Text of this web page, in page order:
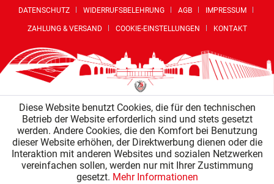
DATENSCHUTZ WIDERRUFSBELEHRUNG AGB IMPRESSUM
ZAHLUNG & VERSAND COOKIE-EINSTELLUNGEN KONTAKT
Diese Website benutzt Cookies, die für den technischen
Betrieb der Website erforderlich sind und stets gesetzt
werden. Andere Cookies, die den Komfort bei Benutzung
dieser Website erhöhen, der Direktwerbung dienen oder die
Interaktion mit anderen Websites und sozialen Netzwerken
vereinfachen sollen, werden nur mit Ihrer Zustimmung
gesetzt. Mehr Informationen